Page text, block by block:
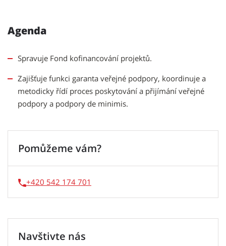
Agenda
Spravuje Fond kofinancování projektů.
Zajišťuje funkci garanta veřejné podpory, koordinuje a
metodicky řídí proces poskytování a přijímání veřejné
podpory a podpory de minimis.
Pomůžeme vám?
+420 542 174 701
Navštivte nás